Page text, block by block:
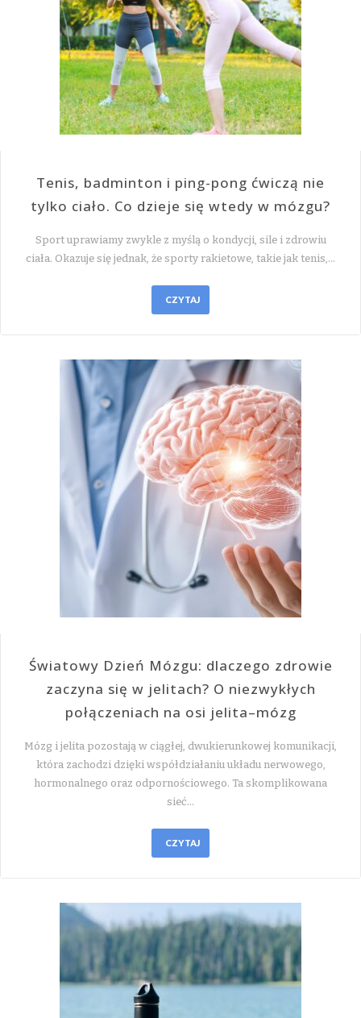
Tenis, badminton i ping-pong ćwiczą nie
tylko ciało. Co dzieje się wtedy w mózgu?
Sport uprawiamy zwykle z myślą o kondycji, sile i zdrowiu
ciała. Okazuje się jednak, że sporty rakietowe, takie jak tenis,…
CZYTAJ
Światowy Dzień Mózgu: dlaczego zdrowie
zaczyna się w jelitach? O niezwykłych
połączeniach na osi jelita–mózg
Mózg i jelita pozostają w ciągłej, dwukierunkowej komunikacji,
która zachodzi dzięki współdziałaniu układu nerwowego,
hormonalnego oraz odpornościowego. Ta skomplikowana
sieć…
CZYTAJ